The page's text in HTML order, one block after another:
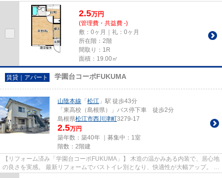
や急な入り用にも困りません...
2.5万円
(管理費・共益費 -)
敷：0ヶ月｜礼：0ヶ月
所在階：2階
間取り：1R
面積：19.00㎡
賃貸｜アパート 学園台コーポFUKUMA
山陰本線 「 松江 」駅 徒歩43分
「東高校（島根県）」バス停下車 徒歩2分
島根県松江市西川津町3279-17
2.5万円
築年数：築40年 ｜募集中： 1室
階数：2階建
【リフォーム済み「学園台コーポFUKUMA」】 木造の温かみある内装で、居心地
の良さを実感。 最新リフォームでバストイレ別となり、快適性が大幅アップ。 オ